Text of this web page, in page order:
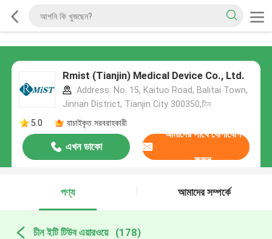
Rmist (Tianjin) Medical Device Co., Ltd.
Address: No. 15, Kaituo Road, Balitai Town,
Jinnan District, Tianjin City 300350,চীন
5.0
যাচাইকৃত সরবরাহকারী
এখন ডাকো
আমাদের সাথে যোগাযোগ
করুন
পণ্য আমাদের সম্পর্কে
চীন ইটি টিউব এয়ারওয়ে (178)